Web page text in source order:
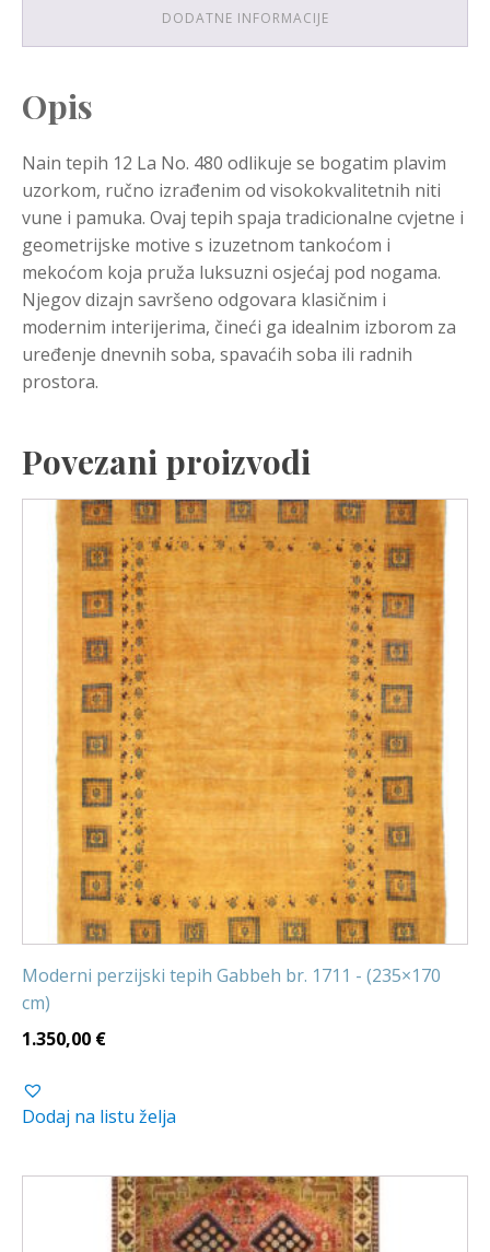
DODATNE INFORMACIJE
Opis
Nain tepih 12 La No. 480 odlikuje se bogatim plavim
uzorkom, ručno izrađenim od visokokvalitetnih niti
vune i pamuka. Ovaj tepih spaja tradicionalne cvjetne i
geometrijske motive s izuzetnom tankoćom i
mekoćom koja pruža luksuzni osjećaj pod nogama.
Njegov dizajn savršeno odgovara klasičnim i
modernim interijerima, čineći ga idealnim izborom za
uređenje dnevnih soba, spavaćih soba ili radnih
prostora.
Povezani proizvodi
Moderni perzijski tepih Gabbeh br. 1711 - (235×170
cm)
1.350,00 €
Dodaj na listu želja